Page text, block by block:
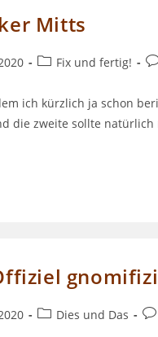
Mitts
Beitrags-
Fix und fertig!
ich kürzlich ja schon
die zweite sollte
Beitrags-
Dies und Das